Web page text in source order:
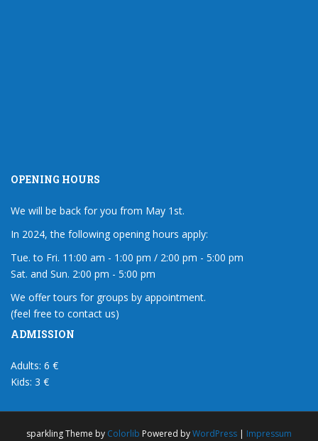
OPENING HOURS
We will be back for you from May 1st.
In 2024, the following opening hours apply:
Tue. to Fri. 11:00 am - 1:00 pm / 2:00 pm - 5:00 pm
Sat. and Sun. 2:00 pm - 5:00 pm
We offer tours for groups by appointment.
(feel free to contact us)
ADMISSION
Adults: 6 €
Kids: 3 €
sparkling Theme by Colorlib Powered byWordPress | Impressum